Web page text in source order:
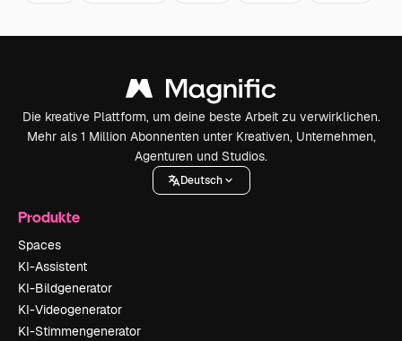
Die kreative Plattform, um deine beste Arbeit zu verwirklichen.
Mehr als 1 Million Abonnenten unter Kreativen, Unternehmen,
Agenturen und Studios.
Deutsch
Produkte
Spaces
KI-Assistent
KI-Bildgenerator
KI-Videogenerator
KI-Stimmengenerator